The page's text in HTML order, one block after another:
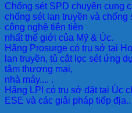
Chống sét SPD chuyên cung
chống sét lan truyền và
công nghệ tiên tiên
nhất thế giới của Mỹ & Úc.
Hãng Prosurge có trụ sở tại
lan truyền, tủ cắt lọc sét ứng
tâm thương mại,
nhà máy.... .
Hãng LPI có trụ sở đặt tại Úc
ESE và các giải pháp tiếp địa..